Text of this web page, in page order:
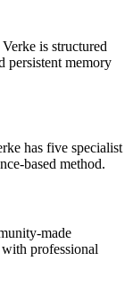
is structured
persistent memory
has five specialist
based method.
made
professional